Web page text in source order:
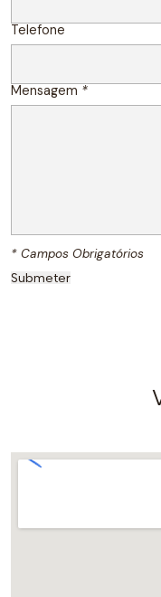
Telefone
Mensagem *
* Campos Obrigatórios